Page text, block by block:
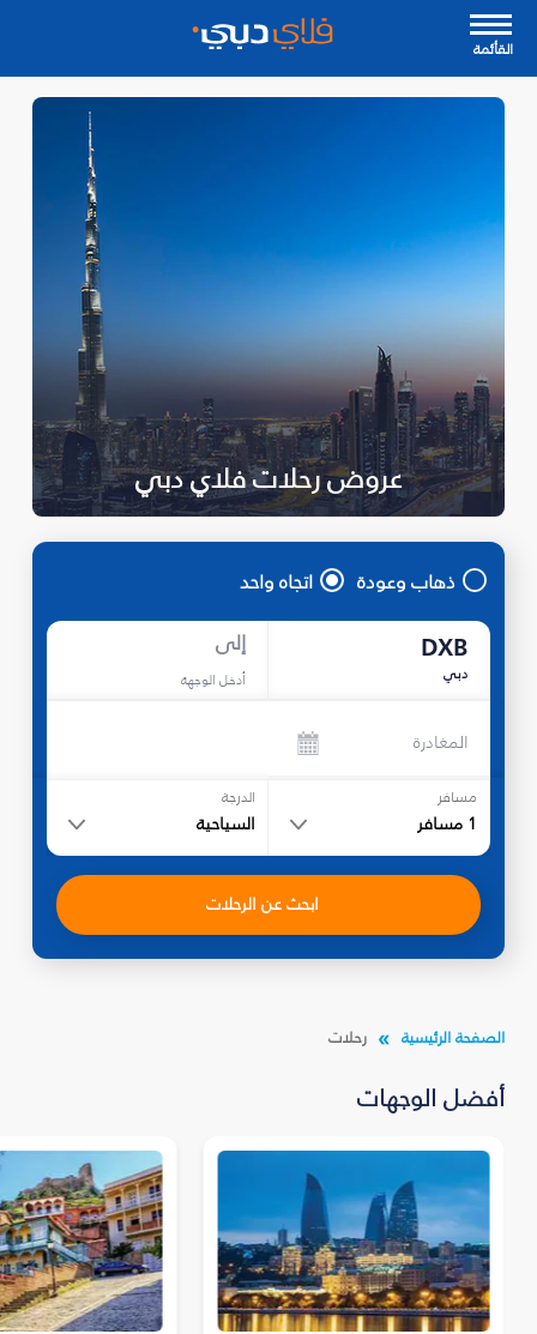
القأئمة
عروض رحلات فلاي دبي
ذهاب وعودة اتجاه واحد
DXB
دبي
إلى
أدخل الوجهة
المغادرة
مسافر
1 مسافر
الدرجة
السياحية
ابحث عن الرحلات
الصفحة الرئيسية رحلات
أفضل الوجهات